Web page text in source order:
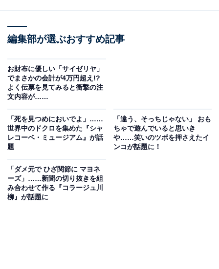
編集部が選ぶおすすめ記事
お財布に優しい「サイゼリヤ」
でまさかの会計が4万円超え!?
よく伝票を見てみると衝撃の注
文内容が……
「死を見つめにおいでよ」……
世界中のドクロを集めた『シャ
レコーベ・ミュージアム』が話
題
「違う、そっちじゃない」 おも
ちゃで遊んでいると思いき
や……笑いのツボを押さえたイ
ンコが話題に！
「ダメ元で ひざ関節に マヨネ
ーズ」……新聞の切り抜きを組
み合わせて作る『コラージュ川
柳』が話題に